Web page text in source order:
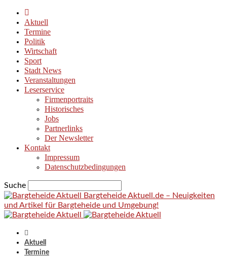
Aktuell
Termine
Politik
Wirtschaft
Sport
Stadt News
Veranstaltungen
Leserservice
Firmenportraits
Historisches
Jobs
Partnerlinks
Der Newsletter
Kontakt
Impressum
Datenschutzbedingungen
Suche
Bargteheide Aktuell.de – Neuigkeiten
und Artikel für Bargteheide und Umgebung!
Aktuell
Termine